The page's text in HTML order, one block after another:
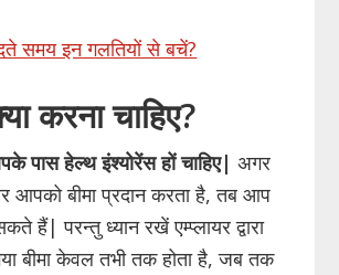
समय इन गलतियों से बचें?
करना चाहिए?
पास हेल्थ इंश्योरेंस हों चाहिए| अगर
आपको बीमा प्रदान करता है, तब आप
हैं| परन्तु ध्यान रखें एम्प्लायर द्वारा
बीमा केवल तभी तक होता है, जब तक